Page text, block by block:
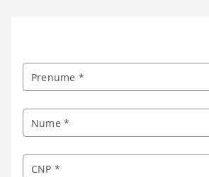
Prenume *
Nume *
CNP *